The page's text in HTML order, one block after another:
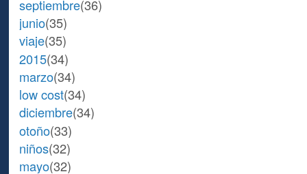
septiembre(36)
junio(35)
viaje(35)
2015(34)
marzo(34)
low cost(34)
diciembre(34)
otoño(33)
niños(32)
mayo(32)